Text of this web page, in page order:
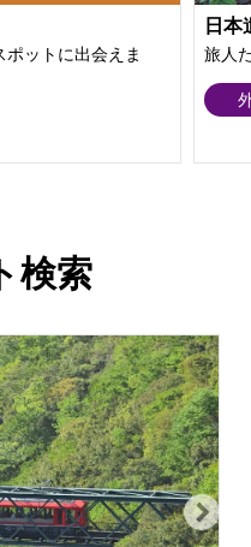
ットに出会えま
日本
旅人
検索